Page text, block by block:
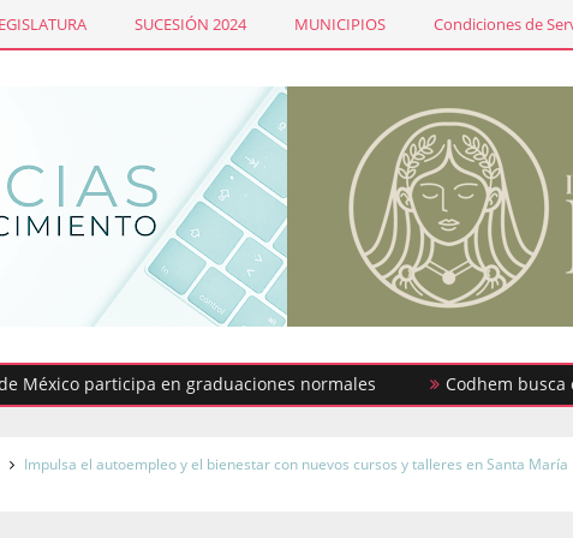
SUCESIÓN 2024 MUNICIPIOS Condiciones de
participa en graduaciones normales Codhem busca
Impulsa el autoempleo y el bienestar con nuevos cursos y talleres en Santa María